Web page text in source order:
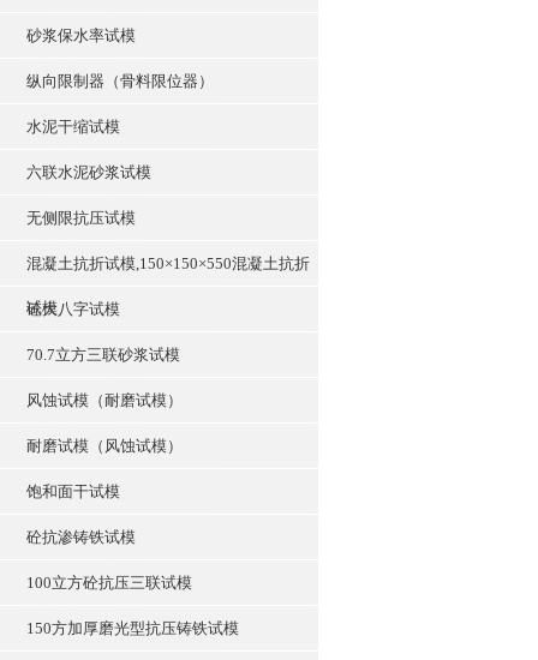
砂浆保水率试模
纵向限制器（骨料限位器）
水泥干缩试模
六联水泥砂浆试模
无侧限抗压试模
混凝土抗折试模,150×150×550混凝土抗折
试模
砼大八字试模
70.7立方三联砂浆试模
风蚀试模（耐磨试模）
耐磨试模（风蚀试模）
饱和面干试模
砼抗渗铸铁试模
100立方砼抗压三联试模
150方加厚磨光型抗压铸铁试模